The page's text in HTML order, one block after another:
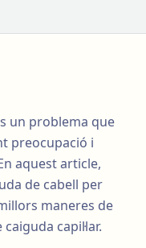
un problema que
preocupació i
aquest article,
de cabell per
maneres de
capil·lar.